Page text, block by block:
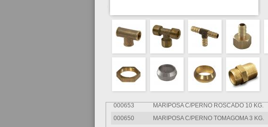
000620
CUPLA BCE.TREF.REDUCCION 1/4"X1/8"
000621
CUPLA BCE.TREF.REDUCCION 3/8"X1/8"
000622
CUPLA BCE.TREF.REDUCCION 3/8"X1/4"
000623
CUPLA BCE.TREF.REDUCCION 1/2"X1/8"
000624
CUPLA BCE.TREF.REDUCCION 1/2"X1/4"
000625
CUPLA BCE.TREF.REDUCCION 1/2"X3/8"
000651
MARIPOSA C/PERNO ROSCADO 3 KG.
000653
MARIPOSA C/PERNO ROSCADO 10 KG.
000650
MARIPOSA C/PERNO TOMAGOMA 3 KG.